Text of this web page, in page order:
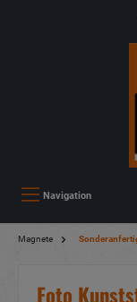
Navigation
Magnete
Foto